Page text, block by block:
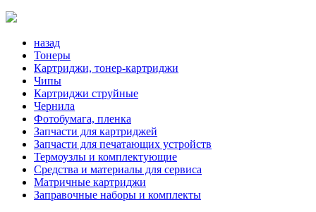
назад
Тонеры
Картриджи, тонер-картриджи
Чипы
Картриджи струйные
Чернила
Фотобумага, пленка
Запчасти для картриджей
Запчасти для печатающих устройств
Термоузлы и комплектующие
Средства и материалы для сервиса
Матричные картриджи
Заправочные наборы и комплекты